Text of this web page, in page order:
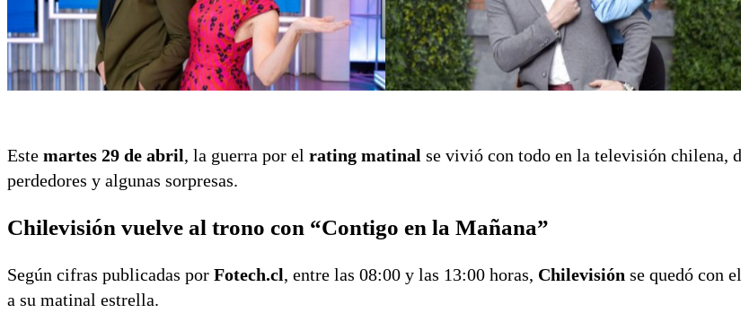
Este martes 29 de abril, la guerra por el rating matinal se vivió con todo en la televisión chilena,
perdedores y algunas sorpresas.
Chilevisión vuelve al trono con “Contigo en la Mañana”
Según cifras publicadas por Fotech.cl, entre las 08:00 y las 13:00 horas, Chilevisión se quedó con
a su matinal estrella.